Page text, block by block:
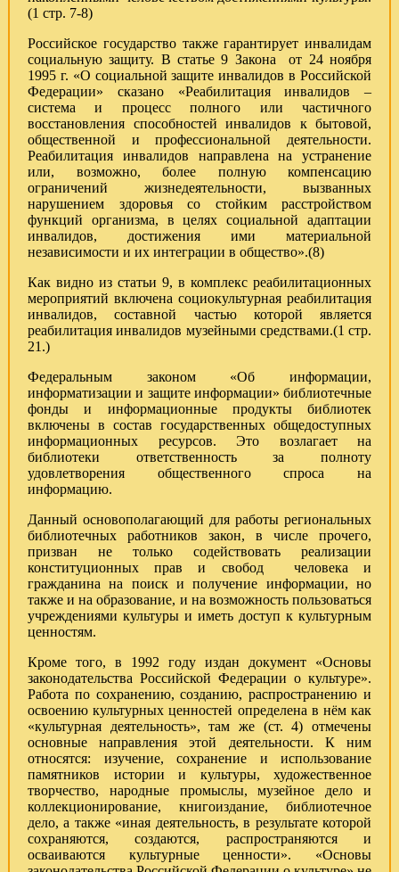
(1 стр. 7-8)
Российское государство также гарантирует инвалидам
социальную защиту. В статье 9 Закона от 24 ноября
1995 г. «О социальной защите инвалидов в Российской
Федерации» сказано «Реабилитация инвалидов –
система и процесс полного или частичного
восстановления способностей инвалидов к бытовой,
общественной и профессиональной деятельности.
Реабилитация инвалидов направлена на устранение
или, возможно, более полную компенсацию
ограничений жизнедеятельности, вызванных
нарушением здоровья со стойким расстройством
функций организма, в целях социальной адаптации
инвалидов, достижения ими материальной
независимости и их интеграции в общество».(8)
Как видно из статьи 9, в комплекс реабилитационных
мероприятий включена социокультурная реабилитация
инвалидов, составной частью которой является
реабилитация инвалидов музейными средствами.(1 стр.
21.)
Федеральным законом «Об информации,
информатизации и защите информации» библиотечные
фонды и информационные продукты библиотек
включены в состав государственных общедоступных
информационных ресурсов. Это возлагает на
библиотеки ответственность за полноту
удовлетворения общественного спроса на
информацию.
Данный основополагающий для работы региональных
библиотечных работников закон, в числе прочего,
призван не только содействовать реализации
конституционных прав и свобод человека и
гражданина на поиск и получение информации, но
также и на образование, и на возможность пользоваться
учреждениями культуры и иметь доступ к культурным
ценностям.
Кроме того, в 1992 году издан документ «Основы
законодательства Российской Федерации о культуре».
Работа по сохранению, созданию, распространению и
освоению культурных ценностей определена в нём как
«культурная деятельность», там же (ст. 4) отмечены
основные направления этой деятельности. К ним
относятся: изучение, сохранение и использование
памятников истории и культуры, художественное
творчество, народные промыслы, музейное дело и
коллекционирование, книгоиздание, библиотечное
дело, а также «иная деятельность, в результате которой
сохраняются, создаются, распространяются и
осваиваются культурные ценности». «Основы